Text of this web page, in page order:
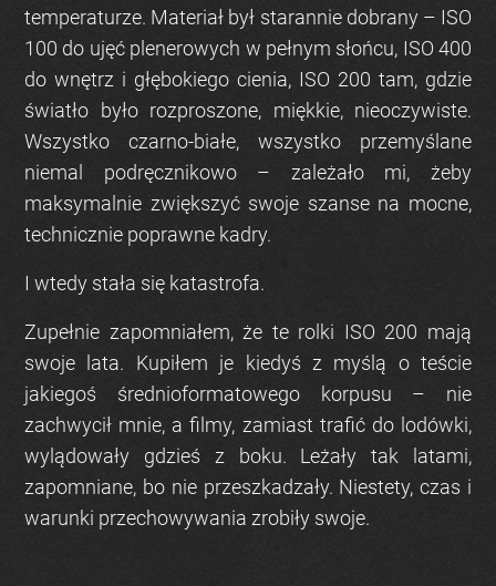
temperaturze. Materiał był starannie dobrany – ISO
100 do ujęć plenerowych w pełnym słońcu, ISO 400
do wnętrz i głębokiego cienia, ISO 200 tam, gdzie
światło było rozproszone, miękkie, nieoczywiste.
Wszystko czarno-białe, wszystko przemyślane
niemal podręcznikowo – zależało mi, żeby
maksymalnie zwiększyć swoje szanse na mocne,
technicznie poprawne kadry.
I wtedy stała się katastrofa.
Zupełnie zapomniałem, że te rolki ISO 200 mają
swoje lata. Kupiłem je kiedyś z myślą o teście
jakiegoś średnioformatowego korpusu – nie
zachwycił mnie, a filmy, zamiast trafić do lodówki,
wylądowały gdzieś z boku. Leżały tak latami,
zapomniane, bo nie przeszkadzały. Niestety, czas i
warunki przechowywania zrobiły swoje.